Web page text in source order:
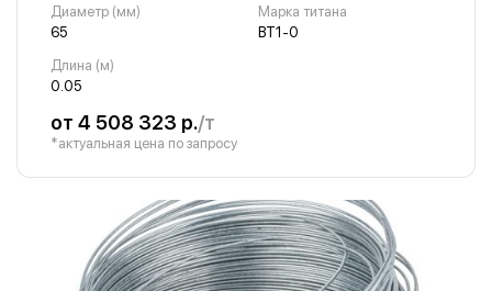
Диаметр (мм)
65
Марка титана
ВТ1-0
Длина (м)
0.05
от 4 508 323 р./т
*актуальная цена по запросу